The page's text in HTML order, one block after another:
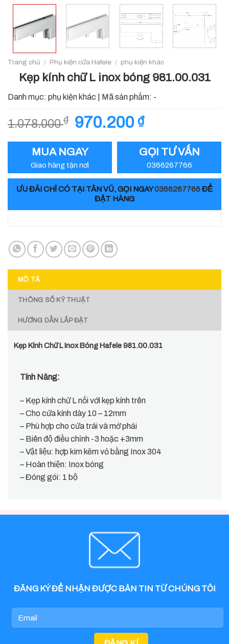
Trang chủ / Phụ kiện cửa Hafele / phụ kiện khác
Kẹp kính chữ L inox bóng 981.00.031
Danh mục: phụ kiện khác Mã sản phẩm: -
1.078.000₫
Giá
là:
1.078.000 ₫.
970.200 ₫Giá
tại
là:
970.200 ₫.
MUA NGAY
Giao hàng tận nơi
GỌI TƯ VẤN
0366267766
ƯU ĐÃI CHỈ CÓ TẠI TÂN VŨ, GỌI NGAY0366267766ĐỂ
ĐẶT HÀNG
MÔ TẢ
THÔNG SỐ KỸ THUẬT
HƯỚNG DẪN LẮP ĐẶT
Kẹp Kính Chữ L Inox Bóng Hafele 981.00.031
Tính Năng:
– Kẹp kính chữ L nối với kẹp kính trên
– Cho cửa kính dày 10 – 12mm
– Phù hợp cho cửa trái và mở phải
– Biên độ điều chỉnh -3 hoặc +3mm
– Vật liệu: hợp kim kẽm vỏ bằng Inox 304
– Hoàn thiện: Inox bóng
– Đóng gói: 1 bộ
ĐĂNG KÝ ĐỂ NHẬN ĐƯỢC BẢN TIN TỪ CHÚNG TÔI